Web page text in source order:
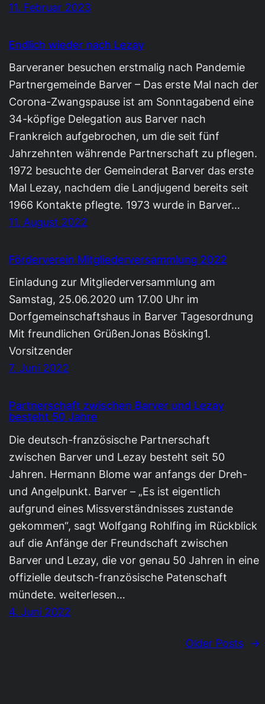
11. Februar 2023
Endlich wieder nach Lezay
Barveraner besuchen erstmalig nach Pandemie
Partnergemeinde Barver – Das erste Mal nach der
Corona-Zwangspause ist am Sonntagabend eine
34-köpfige Delegation aus Barver nach
Frankreich aufgebrochen, um die seit fünf
Jahrzehnten währende Partnerschaft zu pflegen.
1972 besuchte der Gemeinderat Barver das erste
Mal Lezay, nachdem die Landjugend bereits seit
1966 Kontakte pflegte. 1973 wurde in Barver…
11. August 2022
Förderverein Mitgliederversammlung 2022
Einladung zur Mitgliederversammlung am
Samstag, 25.06.2020 um 17.00 Uhr im
Dorfgemeinschaftshaus in Barver Tagesordnung
Mit freundlichen GrüßenJonas Bösking1.
Vorsitzender
7. Juni 2022
Partnerschaft zwischen Barver und Lezay
besteht 50 Jahre
Die deutsch-französische Partnerschaft
zwischen Barver und Lezay besteht seit 50
Jahren. Hermann Blome war anfangs der Dreh-
und Angelpunkt. Barver – „Es ist eigentlich
aufgrund eines Missverständnisses zustande
gekommen“, sagt Wolfgang Rohlfing im Rückblick
auf die Anfänge der Freundschaft zwischen
Barver und Lezay, die vor genau 50 Jahren in eine
offizielle deutsch-französische Patenschaft
mündete. weiterlesen…
4. Juni 2022
Older Posts →